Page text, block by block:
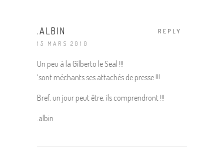
REPLY
.ALBIN
15 MARS 2010
Un peu à la Gilberto le Seal !!!
‘sont méchants ses attachés de presse !!!
Bref, un jour peut être, ils comprendront !!!
.albin